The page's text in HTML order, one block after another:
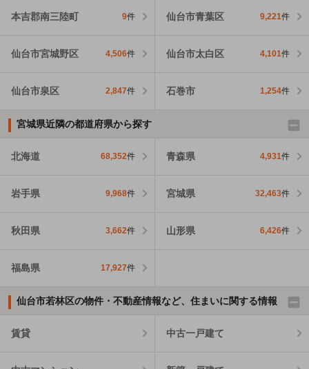
本吉郡南三陸町 9件 仙台市青葉区 9,221件
仙台市宮城野区 4,506件 仙台市太白区 4,101件
仙台市泉区 2,847件 石巻市 1,254件
宮城県近隣の都道府県から探す
北海道 68,352件 青森県 4,931件
岩手県 9,968件 宮城県 32,463件
秋田県 3,662件 山形県 6,426件
福島県 17,927件
仙台市若林区の物件・不動産情報など、住まいに関する情報
賃貸 中古一戸建て